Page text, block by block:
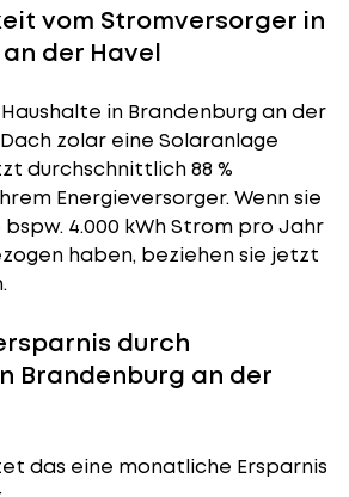
vom Stromversorger in
der Havel
in Brandenburg an der
zolar eine Solaranlage
durchschnittlich 88 %
Energieversorger. Wenn sie
4.000 kWh Strom pro Jahr
haben, beziehen sie jetzt
durch
Brandenburg an der
das eine monatliche Ersparnis